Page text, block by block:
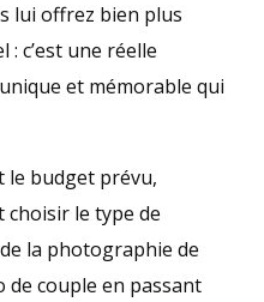
lui offrez bien plus
: c’est une réelle
et mémorable qui
le budget prévu,
choisir le type de
la photographie de
couple en passant